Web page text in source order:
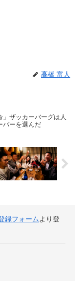
高橋 富人
」ザッカーバーグは人
バーを選んだ
録フォームより登